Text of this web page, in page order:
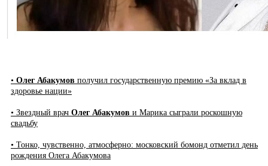
• Олег Абакумов получил государственную премию «За вклад в
здоровье нации»
• Звездный врач Олег Абакумов и Марика сыграли роскошную
свадьбу
• Тонко, чувственно, атмосферно: московский бомонд отметил день
рождения Олега Абакумова